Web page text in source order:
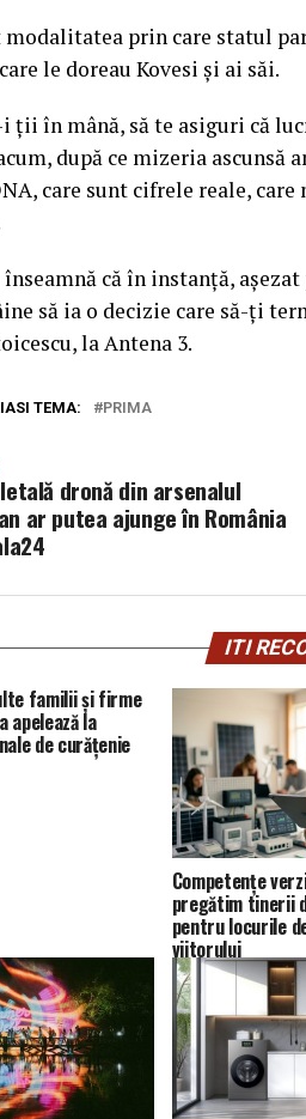
modalitatea prin care statul
le doreau Kovesi şi ai săi.
ţii în mână, să te asiguri că
după ce mizeria ascunsă
care sunt cifrele reale,
înseamnă că în instanţă,
să ia o decizie care să-ţi
la Antena 3.
TEMA: PRIMA
dronă din arsenalul
ar putea ajunge în România
ITI
familii și firme
apelează la
de curățenie
Competențe
pregătim tinerii
pentru locurile
viitorului